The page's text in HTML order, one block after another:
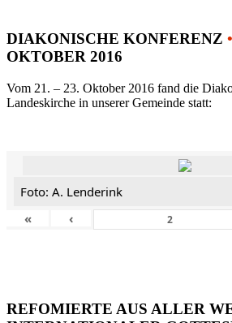
DIAKONISCHE KONFERENZ •
OKTOBER 2016
Vom 21. – 23. Oktober 2016 fand die
Landeskirche in unserer Gemeinde statt:
Foto: A. Lenderink
«
‹
REFOMIERTE AUS ALLER